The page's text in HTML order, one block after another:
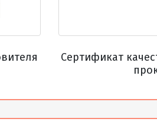
Б
Б ПН, ПУ, ПВ, ПО
Сертификат